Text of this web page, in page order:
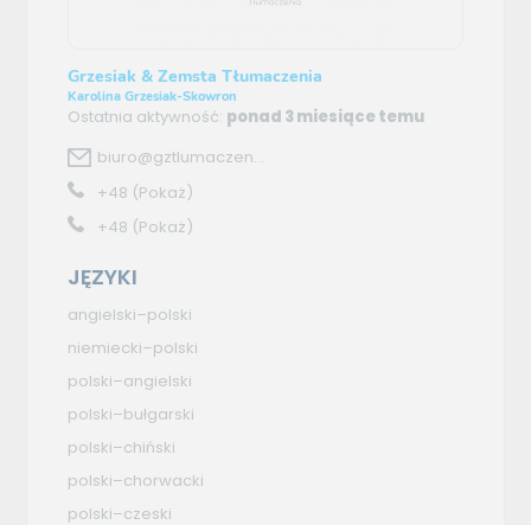
Grzesiak & Zemsta Tłumaczenia
Karolina Grzesiak-Skowron
Ostatnia aktywność: ponad 3 miesiące temu
biuro@gztlumaczen...
+48 (Pokaż)
+48 (Pokaż)
JĘZYKI
angielski–polski
niemiecki–polski
polski–angielski
polski–bułgarski
polski–chiński
polski–chorwacki
polski–czeski